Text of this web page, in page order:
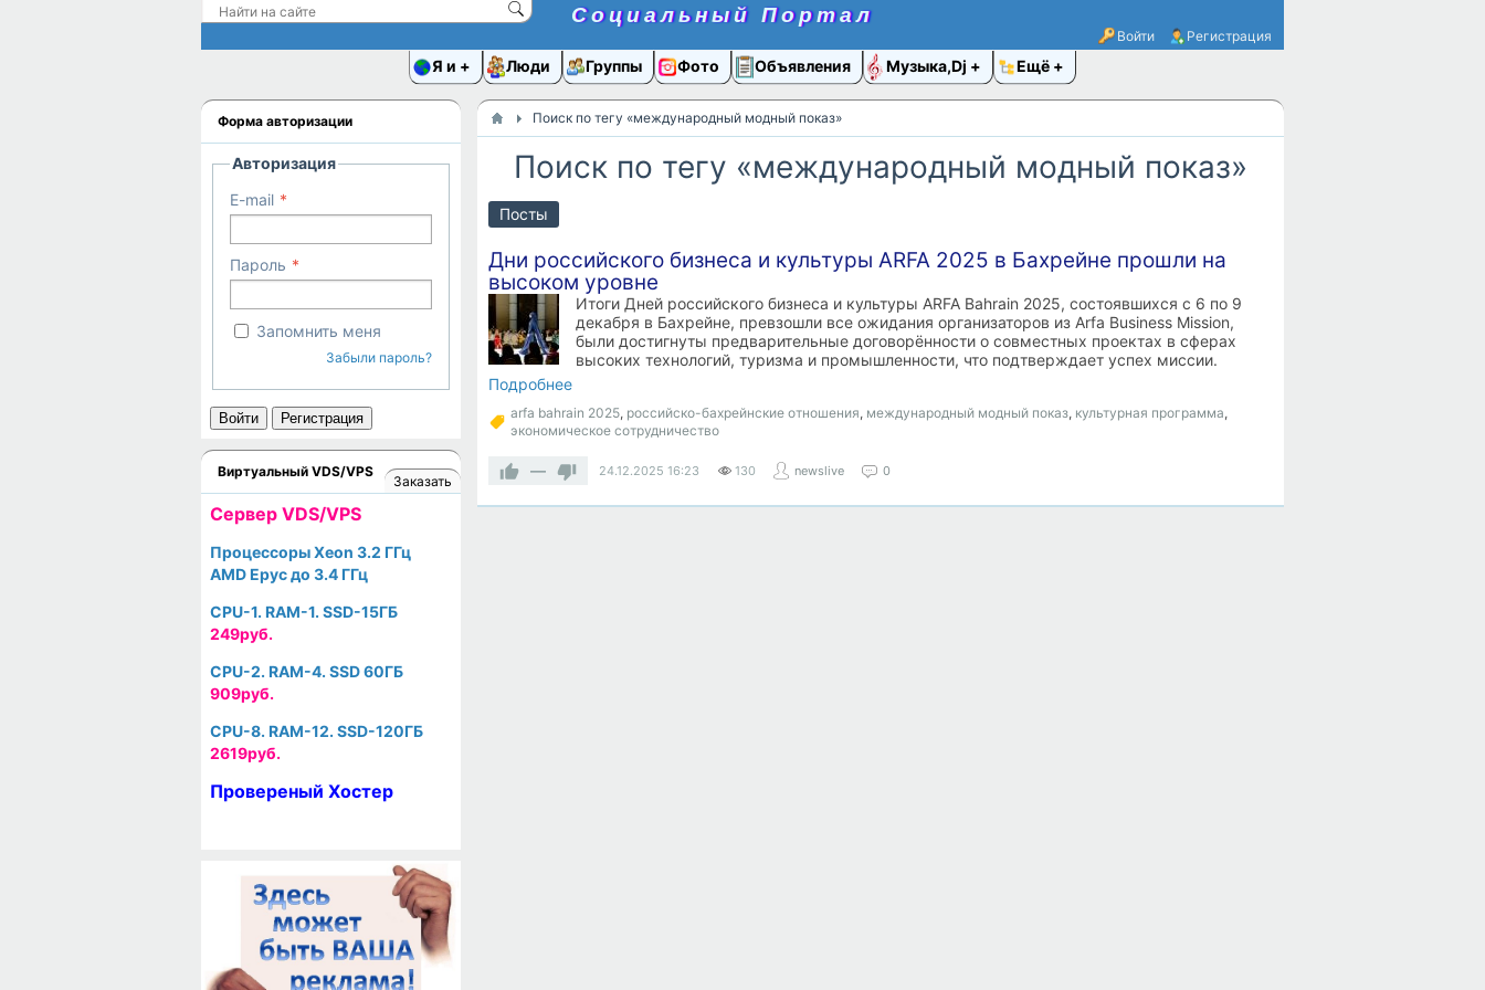
Социальный Портал
Войти Регистрация
Я и Люди Группы Фото Объявления Музыка,Dj Ещё
Поиск по тегу «международный модный показ»
Поиск по тегу «международный модный показ»
Посты
Дни российского бизнеса и культуры ARFA 2025 в Бахрейне прошли на
высоком уровне
Итоги Дней российского бизнеса и культуры ARFA Bahrain 2025, состоявшихся с 6 по 9
декабря в Бахрейне, превзошли все ожидания организаторов из Arfa Business Mission,
были достигнуты предварительные договорённости о совместных проектах в сферах
высоких технологий, туризма и промышленности, что подтверждает успех миссии.
Подробнее
arfa bahrain 2025, российско-бахрейнские отношения, международный модный показ, культурная программа,
экономическое сотрудничество
— 24.12.2025 16:23 130 newslive 0
Форма авторизации
Авторизация
E-mail
Пароль
Запомнить меня
Забыли пароль?
Войти Регистрация
Виртуальный VDS/VPS
Заказать
Cервер VDS/VPS
Процессоры Xeon 3.2 ГГц
AMD Epyc до 3.4 ГГц
CPU-1. RAM-1. SSD-15ГБ
249руб.
CPU-2. RAM-4. SSD 60ГБ
909руб.
CPU-8. RAM-12. SSD-120ГБ
2619руб.
Провереный Хостер